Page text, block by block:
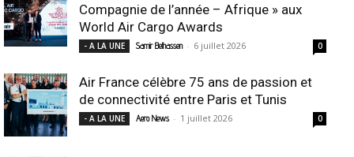
Compagnie de l’année – Afrique » aux
World Air Cargo Awards
- A LA UNE Samir Belhassen - 6 juillet 2026 0
Air France célèbre 75 ans de passion et
de connectivité entre Paris et Tunis
- A LA UNE Aero News - 1 juillet 2026 0